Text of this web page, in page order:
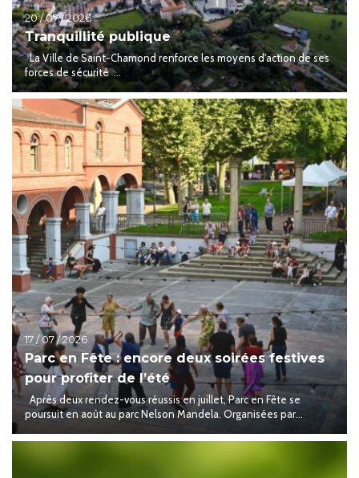
20 / 07 / 2026
Tranquillité publique
La Ville de Saint-Chamond renforce les moyens d'action de ses
forces de sécurité ...
17 / 07 / 2026
Parc en Fête : encore deux soirées festives
pour profiter de l’été
Après deux rendez-vous réussis en juillet, Parc en Fête se
poursuit en août au parc Nelson Mandela. Organisées par...